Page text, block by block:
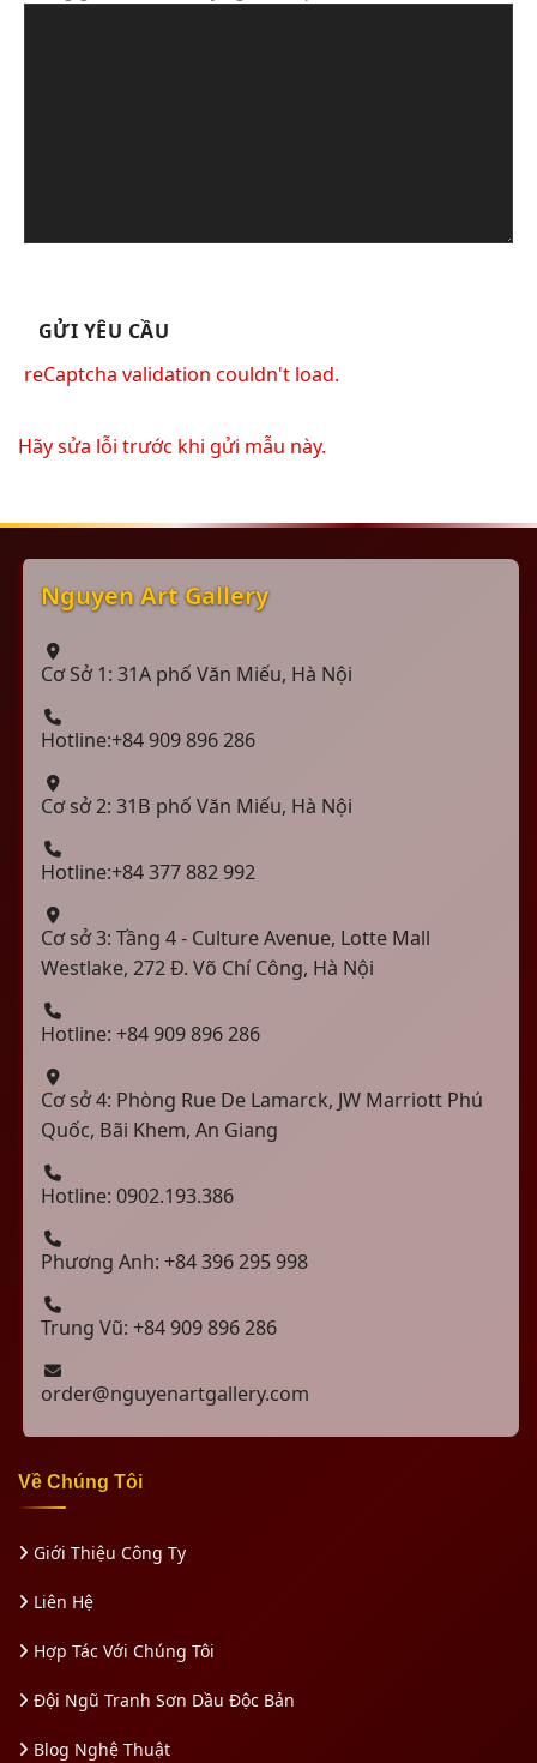
reCaptcha validation couldn't load.
Hãy sửa lỗi trước khi gửi mẫu này.
Nguyen Art Gallery
Cơ Sở 1: 31A phố Văn Miếu, Hà Nội
Hotline:+84 909 896 286
Cơ sở 2: 31B phố Văn Miếu, Hà Nội
Hotline:+84 377 882 992
Cơ sở 3: Tầng 4 - Culture Avenue, Lotte Mall
Westlake, 272 Đ. Võ Chí Công, Hà Nội
Hotline: +84 909 896 286
Cơ sở 4: Phòng Rue De Lamarck, JW Marriott Phú
Quốc, Bãi Khem, An Giang
Hotline: 0902.193.386
Phương Anh: +84 396 295 998
Trung Vũ: +84 909 896 286
order@nguyenartgallery.com
Về Chúng Tôi
Giới Thiệu Công Ty
Liên Hệ
Hợp Tác Với Chúng Tôi
Đội Ngũ Tranh Sơn Dầu Độc Bản
Blog Nghệ Thuật